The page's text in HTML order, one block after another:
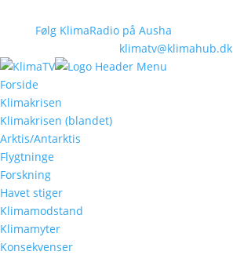
Følg KlimaRadio på Ausha
klimatv@klimahub.dk
Forside
Klimakrisen
Klimakrisen (blandet)
Arktis/Antarktis
Flygtninge
Forskning
Havet stiger
Klimamodstand
Klimamyter
Konsekvenser